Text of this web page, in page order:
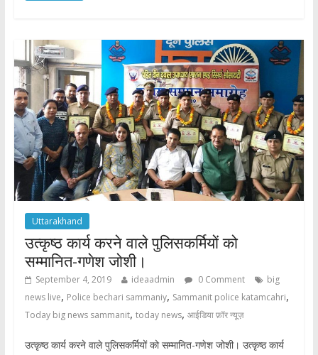
o
o
k
A
p
p
Uttarakhand
उत्कृष्ठ कार्य करने वाले पुलिसकर्मियों को
सम्मानित-गणेश जोशी।
September 4, 2019 ideaadmin 0 Comment
big
news live, Police bechari sammaniy, Sammanit police katamcahri,
Today big news sammanit, today news, आईडिया फ़ॉर न्यूज़
उत्कृष्ठ कार्य करने वाले पुलिसकर्मियों को सम्मानित-गणेश जोशी। उत्कृष्ठ कार्य